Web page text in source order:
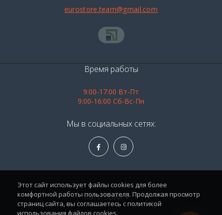
eurostore.team@gmail.com
Категории
Время работы
9:00-17:00 Вт-Пт
9:00-16:00 Сб-Вс-Пн
Мы в социальных сетях:
Этот сайт использует файлы cookies для более
комфортной работы пользователя. Продолжая просмотр
страниц сайта, вы соглашаетесь с политикой
использования файлов cookies.